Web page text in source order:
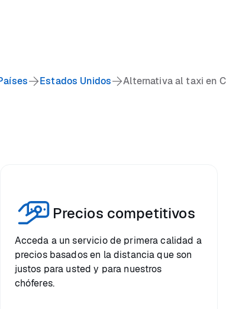
Estados Unidos Alternativa al taxi en
Precios competitivos
Acceda a un servicio de primera calidad a
precios basados en la distancia que son
justos para usted y para nuestros
chóferes.